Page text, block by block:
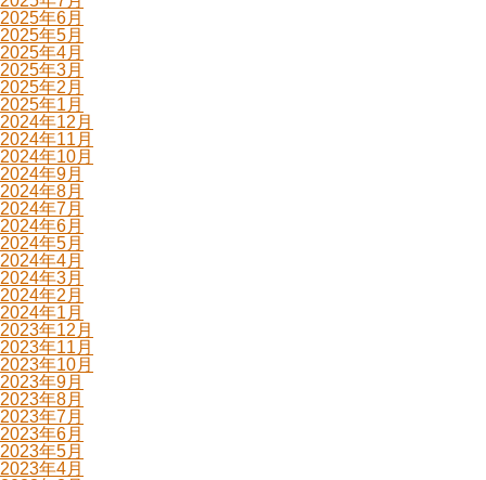
2025年6月
2025年5月
2025年4月
2025年3月
2025年2月
2025年1月
2024年12月
2024年11月
2024年10月
2024年9月
2024年8月
2024年7月
2024年6月
2024年5月
2024年4月
2024年3月
2024年2月
2024年1月
2023年12月
2023年11月
2023年10月
2023年9月
2023年8月
2023年7月
2023年6月
2023年5月
2023年4月